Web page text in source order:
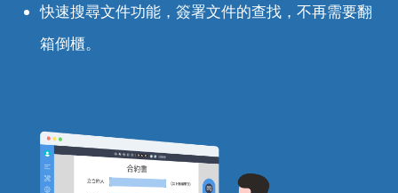
快速搜尋文件功能，簽署文件的查找，不再需要翻
箱倒櫃。